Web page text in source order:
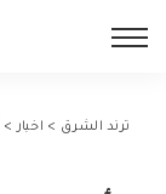
ترند الشرق > اخبار >